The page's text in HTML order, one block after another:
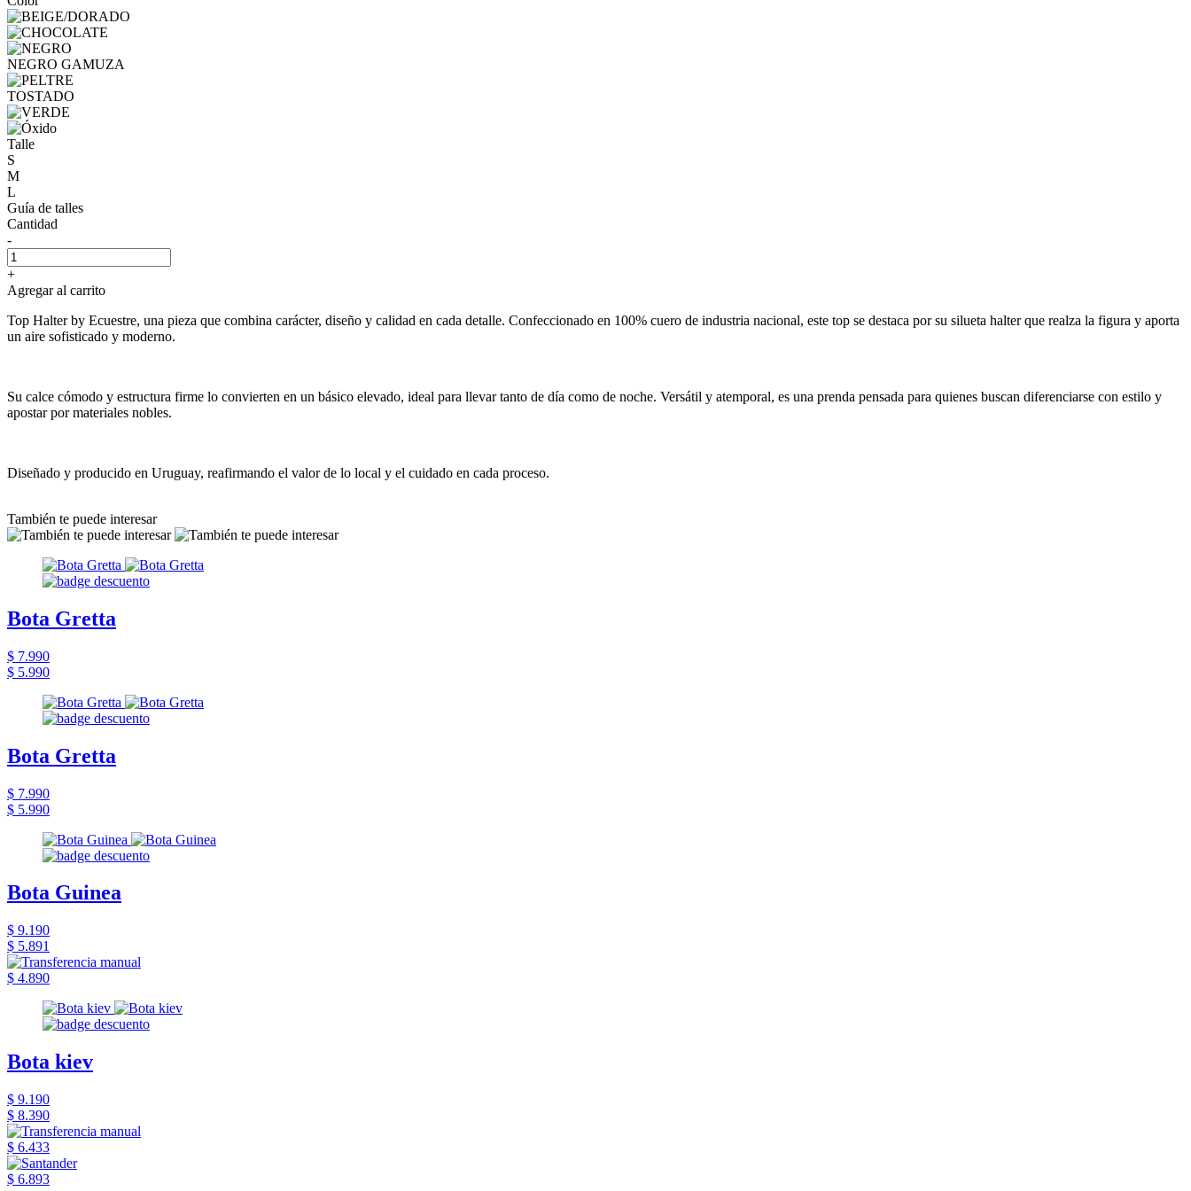
NEGRO GAMUZA
TOSTADO
Talle
S
M
L
Guía de talles
Cantidad
-
+
Agregar al carrito
Top Halter by Ecuestre, una pieza que combina carácter, diseño y calidad en cada detalle. Confeccionado en 100% cuero de industria nacional, este top se destaca por su silueta halter que realza la figura y aporta
un aire sofisticado y moderno.
Su calce cómodo y estructura firme lo convierten en un básico elevado, ideal para llevar tanto de día como de noche. Versátil y atemporal, es una prenda pensada para quienes buscan diferenciarse con estilo y
apostar por materiales nobles.
Diseñado y producido en Uruguay, reafirmando el valor de lo local y el cuidado en cada proceso.
También te puede interesar
Bota Gretta
$ 7.990
$ 5.990
Bota Gretta
$ 7.990
$ 5.990
Bota Guinea
$ 9.190
$ 5.891
$ 4.890
Bota kiev
$ 9.190
$ 8.390
$ 6.433
$ 6.893